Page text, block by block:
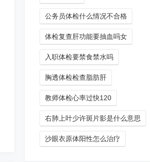
公务员体检什么情况不合格
体检复查肝功能要抽血吗女
入职体检要禁食禁水吗
胸透体检检查脂肪肝
教师体检心率过快120
右肺上叶少许斑片影是什么意思
沙眼衣原体阳性怎么治疗